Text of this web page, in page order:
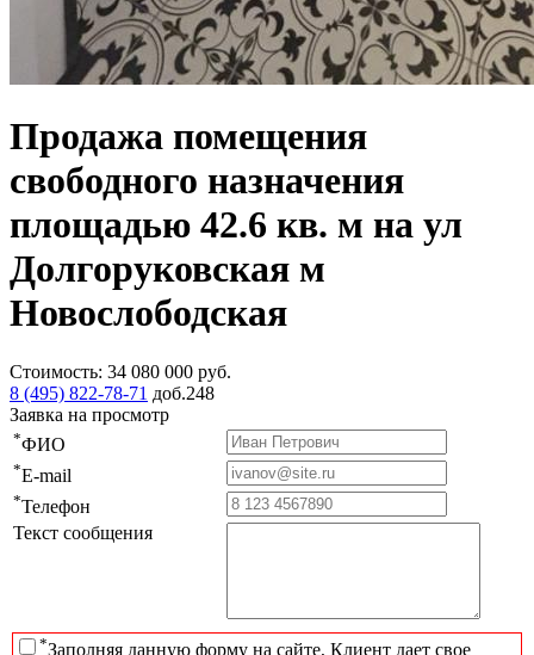
Продажа помещения
свободного назначения
площадью 42.6 кв. м на ул
Долгоруковская м
Новослободская
Стоимость: 34 080 000 руб.
8 (495) 822-78-71 доб.248
Заявка на просмотр
*ФИО
*E-mail
*Телефон
Текст сообщения
*Заполняя данную форму на сайте, Клиент дает свое